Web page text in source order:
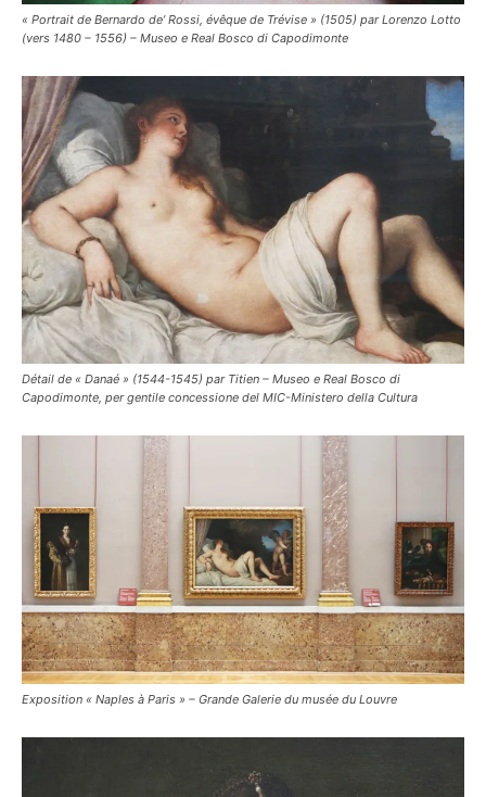
« Portrait de Bernardo de’ Rossi, évêque de Trévise » (1505) par Lorenzo Lotto
(vers 1480 – 1556) – Museo e Real Bosco di Capodimonte
Détail de « Danaé » (1544-1545) par Titien – Museo e Real Bosco di
Capodimonte, per gentile concessione del MIC-Ministero della Cultura
Exposition « Naples à Paris » – Grande Galerie du musée du Louvre